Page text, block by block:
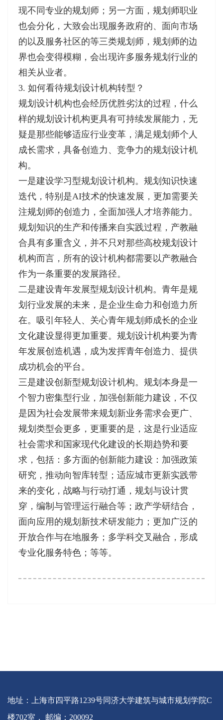
现不同专业的规划师；另一方面，规划师职业
也会分化，大致会出现服务政府的、面向市场
的以及服务社区的等三类规划师，规划师的边
界也会变得模糊，会出现许多服务规划行业的
相关从业者。
3. 如何看待规划设计机构转型？
规划设计机构也会经历优胜劣汰的过程，什么
样的规划设计机构更具有可持续发展能力，无
疑是那些能够适应行业变革，满足规划师个人
成长需求，具备创造力、竞争力的规划设计机
构。
一是建设学习型规划设计机构。规划知识快速
迭代，特别是AI技术的快速发展，更加需要关
注规划师的创造力，全面加强人才培养能力。
规划知识的生产和传播来自实践过程，产教融
合具有多重含义，并不只对那些高校规划设计
机构而言，所有的设计机构都需要以产教融合
作为一条重要的发展路径。
二是建设青年发展型规划设计机构。青年是规
划行业发展的未来，是企业生命力和创造力所
在。吸引年轻人、关心青年规划师成长的企业
文化建设显得更加重要。规划设计机构要为青
年发展创造机遇，成为发挥青年创造力、提供
成功机会的平台。
三是建设创新型规划设计机构。规划本身是一
个智力密集型行业，加强创新能力建设，不仅
是因为社会发展带来规划新业务需求会更广、
规划类型会更多，更重要的是，这是行业适应
社会需求和国家现代化建设的长期趋势和要
求，包括：多方面的创新能力建设：加强政策
研究，推动向智库转型；适应城市更新实践带
来的变化，战略与行动打通，规划与设计贯
穿，编制与管理运行融合等；政产学研结合，
面向应用的规划新技术研发能力；更加广泛的
开放合作与在地服务；多学科交叉融合，形成
专业化服务特色；等等。
地址：上海市四平路1239号同济大学建筑与城市规划学院C
楼702室， 邮编：200092